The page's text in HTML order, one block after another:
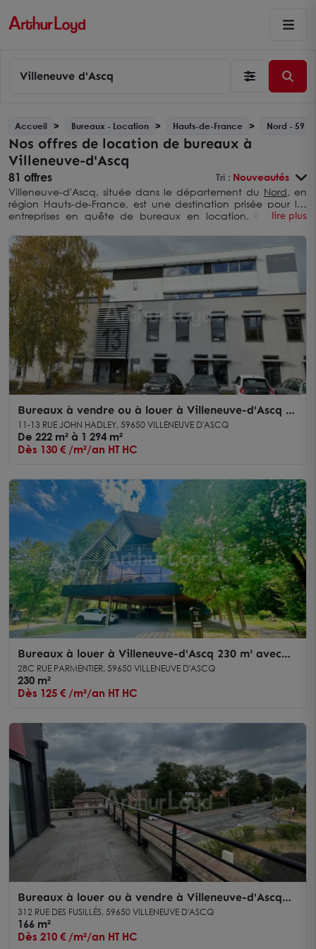
Villeneuve d'Ascq
Accueil Bureaux - Location Hauts-de-France Nord - 59
Nos offres de location de bureaux à
Villeneuve-d'Ascq
81 offres Tri : Nouveautés
Villeneuve-d'Ascq, située dans le département du Nord, en
région Hauts-de-France, est une destination prisée pour les
entreprises en quête de bureaux en location. Cette ville
affaires avec des infrastructures modernes, une excellente
qualité de vie, et un réseau de transport bien développé.
Que vous soyez une startup, une PME, ou une grande
entreprise, Villeneuve-d'Ascq a de quoi répondre à vos
besoins.
lire plus
Bureaux à vendre ou à louer à Villeneuve-d'Ascq -
Espaces professionnels climatisés, accessibles PMR
et fibrés
11-13 RUE JOHN HADLEY, 59650 VILLENEUVE D'ASCQ
De 222 m² à 1 294 m²
Dès 130 € /m²/an HT HC
Bureaux à louer à Villeneuve-d'Ascq 230 m² avec
terrasse et cadre verdoyant
28C RUE PARMENTIER, 59650 VILLENEUVE D'ASCQ
230 m²
Dès 125 € /m²/an HT HC
Bureaux à louer ou à vendre à Villeneuve-d'Ascq
avec grande luminosité
312 RUE DES FUSILLÉS, 59650 VILLENEUVE D'ASCQ
166 m²
Dès 210 € /m²/an HT HC